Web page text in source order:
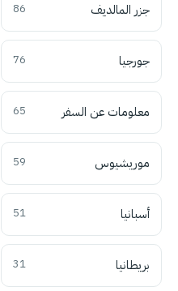
جزر المالديف 86
جورجيا 76
معلومات عن السفر 65
موريشيوس 59
أسبانيا 51
بريطانيا 31